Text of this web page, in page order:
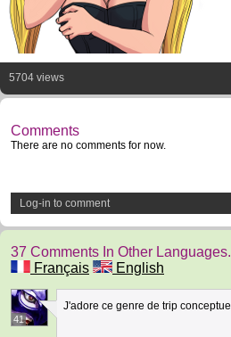
5704 views
Comments
There are no comments for now.
Log-in to comment
37 Comments In Other Languages.
Français
English
41
J'adore ce genre de trip conceptuel